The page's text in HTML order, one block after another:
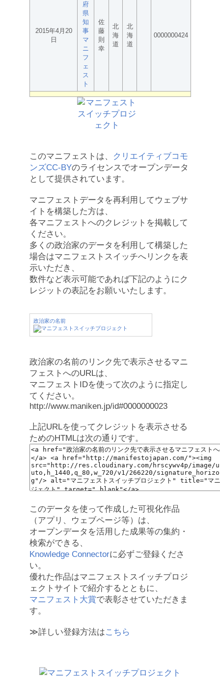
2015年4月20
日
府
県
知
事
マ
ニ
フ
ェ
ス
ト
佐
藤
則
幸
北
海
道
北
海
道
0000000424
このマニフェストは、
クリエイティブコモ
ンズCC-BYのライセンスでオープンデータ
として提供されています。
マニフェストデータを再利用してウェブサ
イトを構築した方は、
各マニフェストへのクレジットを掲載して
ください。
多くの政治家のデータを利用して構築した
場合はマニフェストスイッチへリンクを表
示いただき、
数件など表示可能であれば下記のようにク
レジットの表記をお願いいたします。
政治家の名前
政治家の名前のリンク先で表示させるマニ
フェストへのURLは、
マニフェストIDを使って次のように指定し
てください。
http://www.maniken.jp/id#0000000023
上記URLを使ってクレジットを表示させる
ためのHTMLは次の通りです。
このデータを使って作成した可視化作品
（アプリ、ウェブページ等）は、
オープンデータを活用した成果等の集約・
検索ができる、
Knowledge Connectorに必ずご登録くださ
い。
優れた作品はマニフェストスイッチプロジ
ェクトサイトで紹介するとともに、
マニフェスト大賞で表彰させていただきま
す。
≫詳しい登録方法はこちら